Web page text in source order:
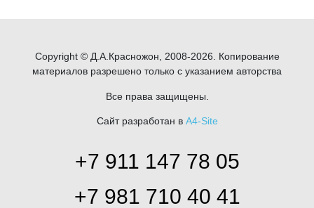
Copyright © Д.А.Красножон, 2008-2026. Копирование
материалов разрешено только с указанием авторства
Все права защищены.
Сайт разработан в A4-Site
+7 911 147 78 05
+7 981 710 40 41